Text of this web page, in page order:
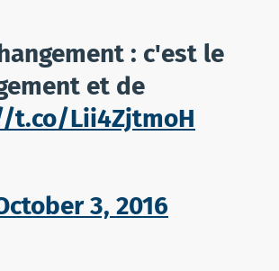
: c'est le
et de
t.co/Lii4ZjtmoH
3, 2016